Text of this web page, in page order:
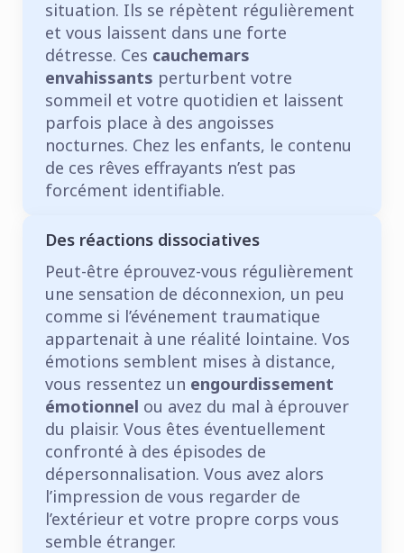
situation. Ils se répètent régulièrement
et vous laissent dans une forte
détresse. Ces cauchemars
envahissants perturbent votre
sommeil et votre quotidien et laissent
parfois place à des angoisses
nocturnes. Chez les enfants, le contenu
de ces rêves effrayants n’est pas
forcément identifiable.
Des réactions dissociatives
Peut-être éprouvez-vous régulièrement
une sensation de déconnexion, un peu
comme si l’événement traumatique
appartenait à une réalité lointaine. Vos
émotions semblent mises à distance,
vous ressentez un engourdissement
émotionnel ou avez du mal à éprouver
du plaisir. Vous êtes éventuellement
confronté à des épisodes de
dépersonnalisation. Vous avez alors
l’impression de vous regarder de
l’extérieur et votre propre corps vous
semble étranger.